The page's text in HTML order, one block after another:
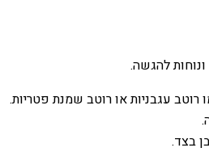
להגשה.
עגבניות או רוטב שמנת פטריות.
בצד.